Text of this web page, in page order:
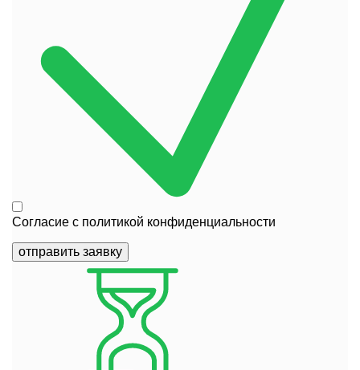
Согласие с политикой конфиденциальности
отправить заявку